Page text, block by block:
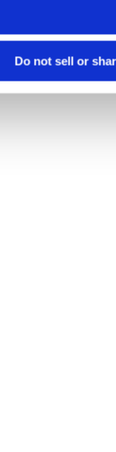
Do not sell or